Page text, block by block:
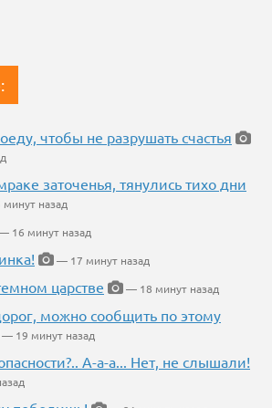
чтобы не разрушать счастья
заточенья, тянулись тихо дни
назад
16 минут назад
— 17 минут назад
царстве
— 18 минут назад
можно сообщить по этому
— 19 минут назад
А-а-а... Нет, не слышали!